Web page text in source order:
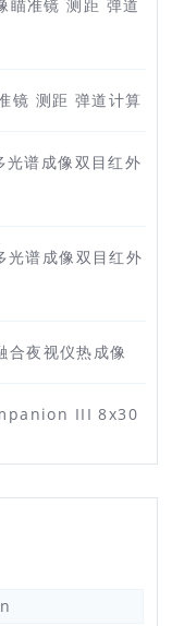
准镜 测距 弹道
镜 测距 弹道计算
谱成像双目红外
谱成像双目红外
夜视仪热成像
III 8x30